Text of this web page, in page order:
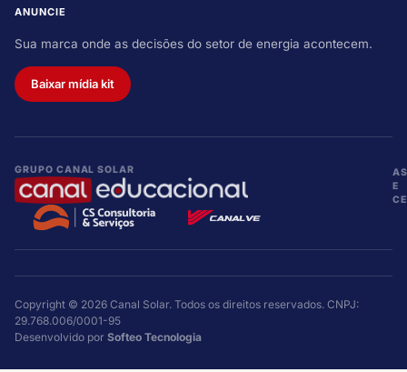
ANUNCIE
Sua marca onde as decisões do setor de energia acontecem.
Baixar mídia kit
GRUPO CANAL SOLAR
E
Copyright © 2026 Canal Solar. Todos os direitos reservados. CNPJ:
29.768.006/0001-95
Desenvolvido por Softeo Tecnologia